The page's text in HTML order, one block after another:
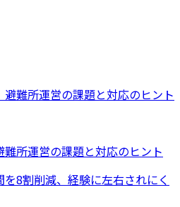
難所運営の課題と対応のヒント